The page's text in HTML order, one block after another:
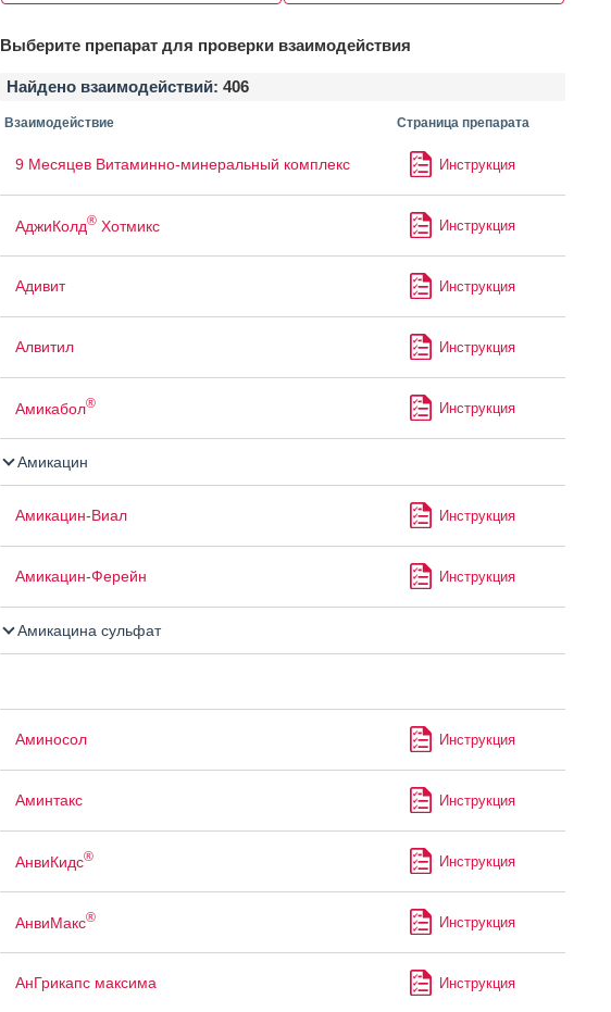
Выберите препарат для проверки взаимодействия
Найдено взаимодействий: 406
Взаимодействие Страница препарата
9 Месяцев Витаминно-минеральный комплекс Инструкция
АджиКолд®Хотмикс Инструкция
Адивит Инструкция
Алвитил Инструкция
Амикабол® Инструкция
Амикацин
Амикацин-Виал Инструкция
Амикацин-Ферейн Инструкция
Амикацина сульфат
Аминосол Инструкция
Аминтакс Инструкция
АнвиКидс® Инструкция
АнвиМакс® Инструкция
АнГрикапс максима Инструкция